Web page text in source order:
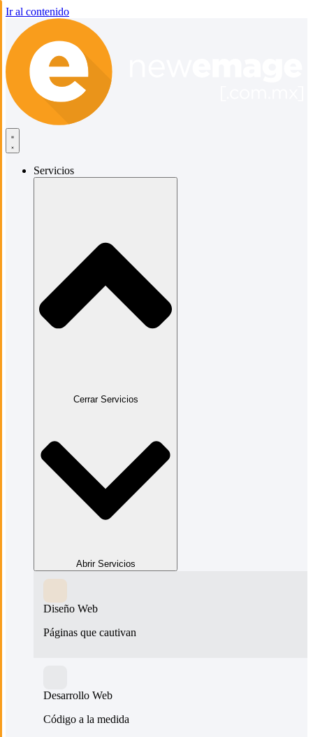
Ir al contenido
Servicios
Cerrar Servicios
Abrir Servicios
Diseño Web
Páginas que cautivan
Desarrollo Web
Código a la medida